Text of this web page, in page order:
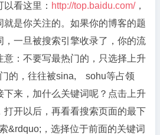
看这里： http://top.baidu.com/，
就是你关注的。如果你的博客的题
，一旦被搜索引擎收录了，你的流
意：不要写最热门的，只选择上升
的，往往被sina, sohu等占领
下来，加什么关键词呢？点击上升
打开以后，再看看搜索页面的最下
&rdquo;，选择位于前面的关键词